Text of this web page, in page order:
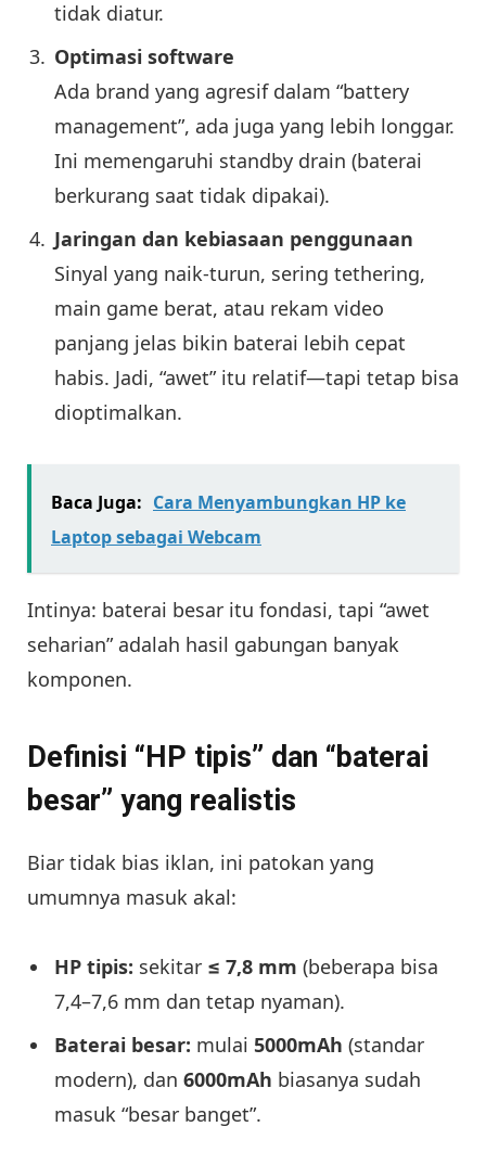
tidak diatur.
Optimasi software
Ada brand yang agresif dalam “battery
management”, ada juga yang lebih longgar.
Ini memengaruhi standby drain (baterai
berkurang saat tidak dipakai).
Jaringan dan kebiasaan penggunaan
Sinyal yang naik-turun, sering tethering,
main game berat, atau rekam video
panjang jelas bikin baterai lebih cepat
habis. Jadi, “awet” itu relatif—tapi tetap bisa
dioptimalkan.
Baca Juga: Cara Menyambungkan HP ke
Laptop sebagai Webcam
Intinya: baterai besar itu fondasi, tapi “awet
seharian” adalah hasil gabungan banyak
komponen.
Definisi “HP tipis” dan “baterai
besar” yang realistis
Biar tidak bias iklan, ini patokan yang
umumnya masuk akal:
HP tipis: sekitar ≤ 7,8 mm (beberapa bisa
7,4–7,6 mm dan tetap nyaman).
Baterai besar: mulai 5000mAh (standar
modern), dan 6000mAh biasanya sudah
masuk “besar banget”.